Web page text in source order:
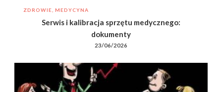
ZDROWIE, MEDYCYNA
Serwis i kalibracja sprzętu medycznego:
dokumenty
23/06/2026